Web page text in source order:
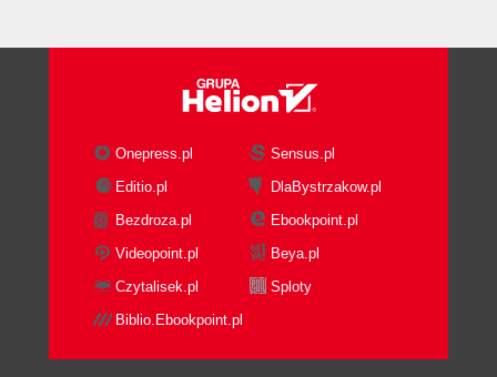
Onepress.pl
Sensus.pl
Editio.pl
DlaBystrzakow.pl
Bezdroza.pl
Ebookpoint.pl
Videopoint.pl
Beya.pl
Czytalisek.pl
Sploty
Biblio.Ebookpoint.pl